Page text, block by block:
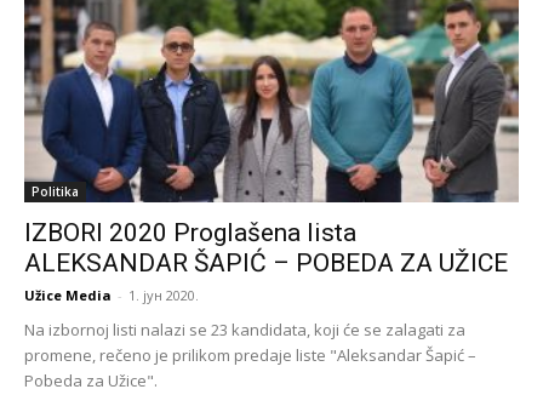
Politika
IZBORI 2020 Proglašena lista
ALEKSANDAR ŠAPIĆ – POBEDA ZA UŽICE
Užice Media - 1. јун 2020.
Na izbornoj listi nalazi se 23 kandidata, koji će se zalagati za
promene, rečeno je prilikom predaje liste "Aleksandar Šapić –
Pobeda za Užice".